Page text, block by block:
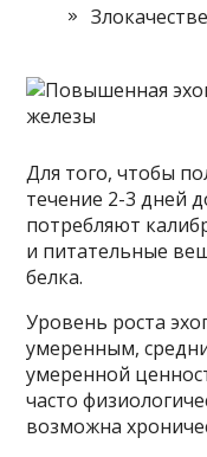
Для того, чтобы
течение 2-3 дней
потребляют
и питательные
белка.
Уровень роста
умеренным,
умеренной
часто
возможна